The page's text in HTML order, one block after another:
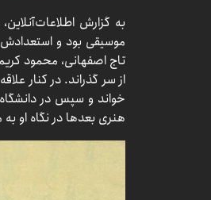
موسیقی بود و
تاج اصفهانی، محمود
از سر گذراند. در کنار
خواند و سپس در
هنری بعدها در نگاه او